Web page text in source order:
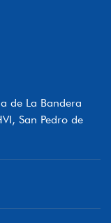
de La Bandera
San Pedro de